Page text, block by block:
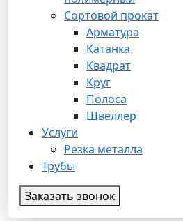
Сортовой прокат
Арматура
Катанка
Квадрат
Круг
Полоса
Швеллер
Услуги
Резка металла
Трубы
Заказать звонок